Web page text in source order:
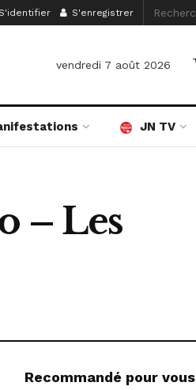
S'enregistrer
vendredi 7 août 2026
JN TV
– Les
Recommandé pour vous